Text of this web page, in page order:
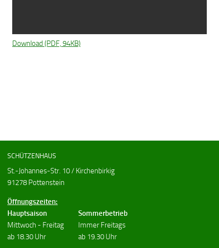
Download (PDF, 94KB)
SCHÜTZENHAUS
St.-Johannes-Str. 10 / Kirchenbirkig
91278 Pottenstein
Öffnungszeiten:
Hauptsaison
Sommerbetrieb
Mittwoch - Freitag
Immer Freitags
ab 18.30 Uhr
ab 19.30 Uhr